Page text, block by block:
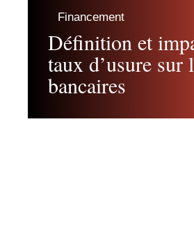
Financement
Définition et
taux d’usure sur
bancaires